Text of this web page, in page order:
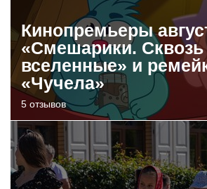
Кинопремьеры
«Смешарики. Сквозь
вселенные» и
«Чучела»
5 отзывов